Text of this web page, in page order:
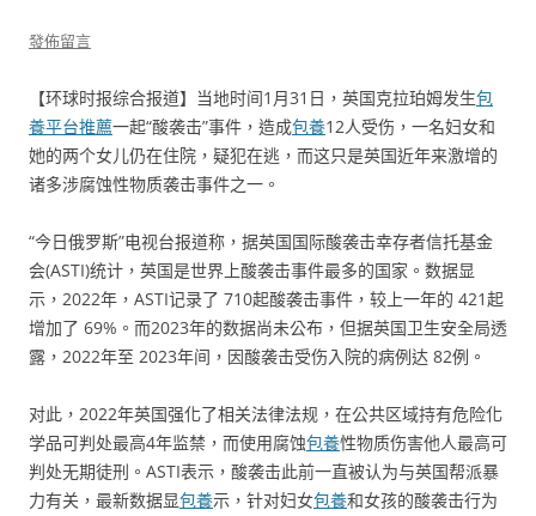
發佈留言
【环球时报综合报道】当地时间1月31日，英国克拉珀姆发生包
養平台推薦一起“酸袭击”事件，造成包養12人受伤，一名妇女和
她的两个女儿仍在住院，疑犯在逃，而这只是英国近年来激增的
诸多涉腐蚀性物质袭击事件之一。
“今日俄罗斯”电视台报道称，据英国国际酸袭击幸存者信托基金
会(ASTI)统计，英国是世界上酸袭击事件最多的国家。数据显
示，2022年，ASTI记录了 710起酸袭击事件，较上一年的 421起
增加了 69%。而2023年的数据尚未公布，但据英国卫生安全局透
露，2022年至 2023年间，因酸袭击受伤入院的病例达 82例。
对此，2022年英国强化了相关法律法规，在公共区域持有危险化
学品可判处最高4年监禁，而使用腐蚀包養性物质伤害他人最高可
判处无期徒刑。ASTI表示，酸袭击此前一直被认为与英国帮派暴
力有关，最新数据显包養示，针对妇女包養和女孩的酸袭击行为